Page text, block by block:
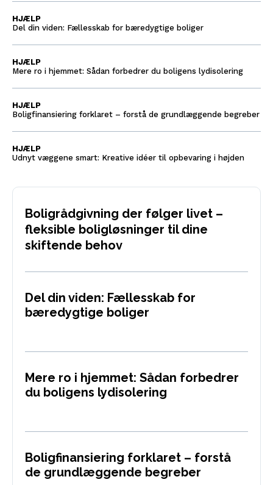
Del din viden: Fællesskab for bæredygtige boliger
HJÆLP
Mere ro i hjemmet: Sådan forbedrer du boligens lydisolering
HJÆLP
Boligfinansiering forklaret – forstå de grundlæggende begreber
HJÆLP
Udnyt væggene smart: Kreative idéer til opbevaring i højden
HJÆLP
Boligrådgivning der følger livet –
fleksible boligløsninger til dine
skiftende behov
Del din viden: Fællesskab for
bæredygtige boliger
Mere ro i hjemmet: Sådan forbedrer
du boligens lydisolering
Boligfinansiering forklaret – forstå
de grundlæggende begreber